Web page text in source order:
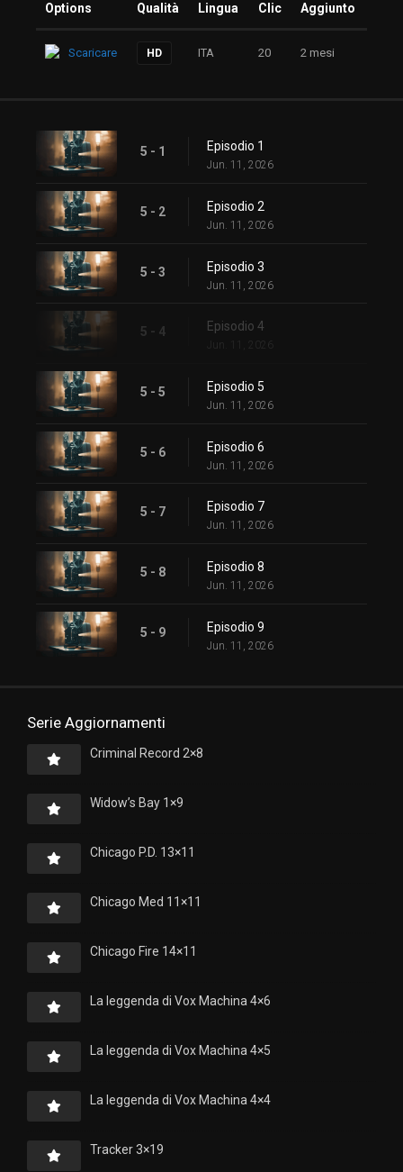
Options Qualità Lingua Clic Aggiunto
Scaricare HD ITA 20 2 mesi
5 - 1 Episodio 1
Jun. 11, 2026
5 - 2 Episodio 2
Jun. 11, 2026
5 - 3 Episodio 3
Jun. 11, 2026
5 - 4 Episodio 4
Jun. 11, 2026
5 - 5 Episodio 5
Jun. 11, 2026
5 - 6 Episodio 6
Jun. 11, 2026
5 - 7 Episodio 7
Jun. 11, 2026
5 - 8 Episodio 8
Jun. 11, 2026
5 - 9 Episodio 9
Jun. 11, 2026
Serie Aggiornamenti
Criminal Record 2×8
Widow’s Bay 1×9
Chicago P.D. 13×11
Chicago Med 11×11
Chicago Fire 14×11
La leggenda di Vox Machina 4×6
La leggenda di Vox Machina 4×5
La leggenda di Vox Machina 4×4
Tracker 3×19